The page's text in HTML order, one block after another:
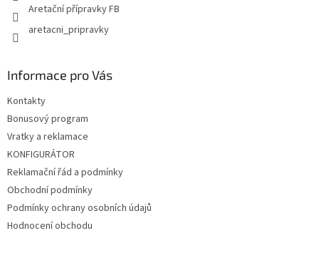
Aretační přípravky FB
aretacni_pripravky
Informace pro Vás
Kontakty
Bonusový program
Vratky a reklamace
KONFIGURÁTOR
Reklamační řád a podmínky
Obchodní podmínky
Podmínky ochrany osobních údajů
Hodnocení obchodu